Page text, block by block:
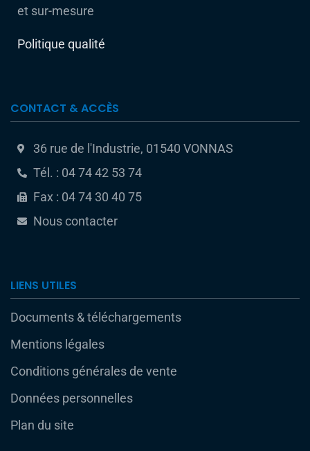
et sur-mesure
Politique qualité
CONTACT & ACCÈS
36 rue de l'Industrie, 01540 VONNAS
Tél. : 04 74 42 53 74
Fax : 04 74 30 40 75
Nous contacter
LIENS UTILES
Documents & téléchargements
Mentions légales
Conditions générales de vente
Données personnelles
Plan du site